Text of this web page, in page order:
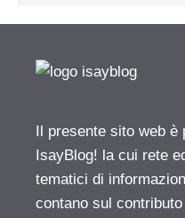
Il presente sito web è
IsayBlog! la cui rete
tematici di
contano sul